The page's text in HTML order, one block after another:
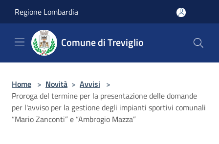
Regione Lombardia
Comune di Treviglio
Home > Novità > Avvisi >
Proroga del termine per la presentazione delle domande
per l'avviso per la gestione degli impianti sportivi comunali
“Mario Zanconti” e “Ambrogio Mazza”